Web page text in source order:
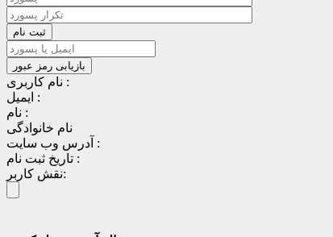
نام کاربری :
ایمیل :
نام :
نام خانوادگی
آدرس وب سایت :
تاریخ ثبت نام :
نقش کاربر: